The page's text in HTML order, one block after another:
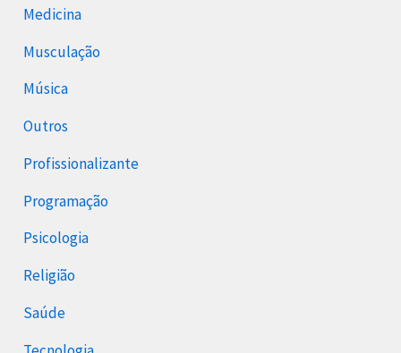
Medicina
Musculação
Música
Outros
Profissionalizante
Programação
Psicologia
Religião
Saúde